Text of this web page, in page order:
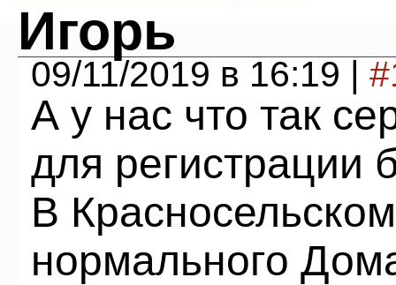
Игорь
09/11/2019 в 16:19 |
А у нас что так
для регистрации
В
нормального